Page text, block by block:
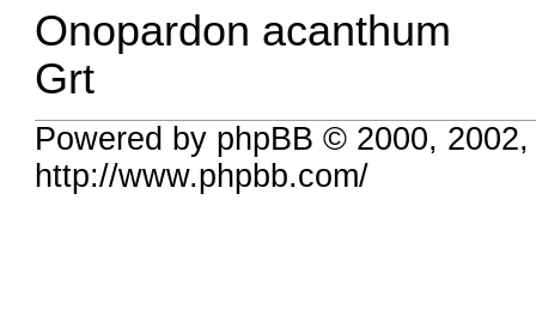
Onopardon acanthum
Grt
Powered by phpBB © 2000,
http://www.phpbb.com/